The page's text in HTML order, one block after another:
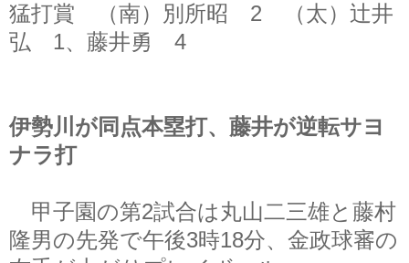
猛打賞 （南）別所昭 2 （太）辻井
弘 1、藤井勇 4
伊勢川が同点本塁打、藤井が逆転サヨ
ナラ打
甲子園の第2試合は丸山二三雄と藤村
隆男の先発で午後3時18分、金政球審の